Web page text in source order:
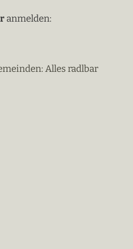
anmelden:
Alles radlbar